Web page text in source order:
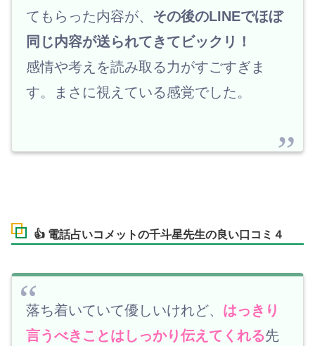
てもらった内容が、 その後のLINEでほぼ
同じ内容が送られてきてビックリ！
感情や考えを読み取る力がすごすぎま
す。まさに視えている感覚でした。
👍 電話占いコメットの千斗星先生の良い口コミ４
落ち着いていて優しいけれど、 はっきり
言うべきことはしっかり伝えてくれる先